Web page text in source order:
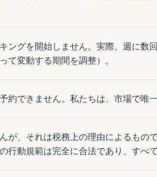
ングを開始しません。実際、週に
て変動する期間を調整）。
できません。私たちは、市場で唯
が、それは税務上の理由によるも
動規範は完全に合法であり、すべ